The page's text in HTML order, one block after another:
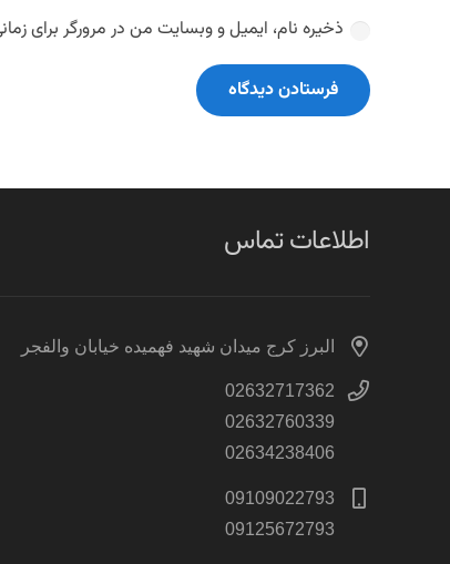
ذخیره نام، ایمیل و وبسایت من در مرورگر برای
فرستادن دیدگاه
اطلاعات تماس
البرز کرج میدان شهید فهمیده خیابان والفجر
02632717362
02632760339
02634238406
09109022793
09125672793